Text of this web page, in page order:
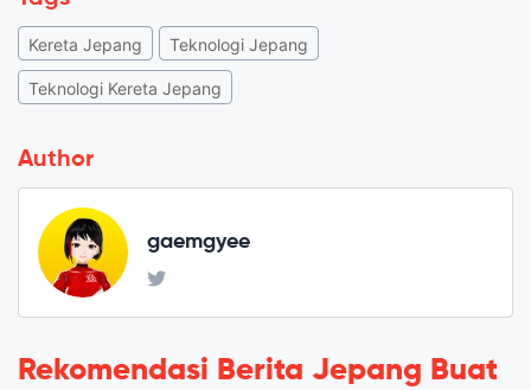
Kereta Jepang Teknologi Jepang
Teknologi Kereta Jepang
Author
gaemgyee
Rekomendasi Berita Jepang Buat